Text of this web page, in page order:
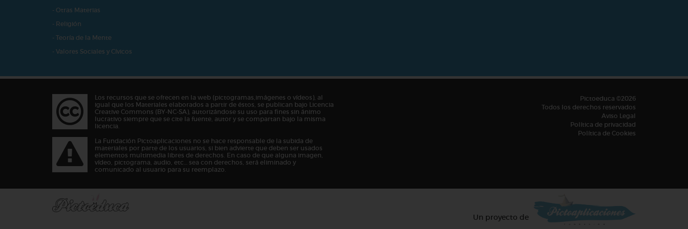
- Otras Materias
- Religión
- Teoría de la Mente
- Valores Sociales y Cívicos
Los recursos que se ofrecen en la web (pictogramas,imágenes o vídeos), al
igual que los Materiales elaborados a partir de éstos, se publican bajo Licencia
Creative Commons (BY-NC-SA), autorizándose su uso para fines sin ánimo
lucrativo siempre que se cite la fuente, autor y se compartan bajo la misma
licencia.
La Fundación Pictoaplicaciones no se hace responsable de la subida de
materiales por parte de los usuarios, si bien advierte que deben ser usados
elementos multimedia libres de derechos. En caso de que alguna imagen,
vídeo, pictograma, audio, etc… sea con derechos, será eliminado y
comunicado al usuario para su reemplazo.
Pictoeduca ©2026
Todos los derechos reservados
Aviso Legal
Política de privacidad
Política de Cookies
Un proyecto de